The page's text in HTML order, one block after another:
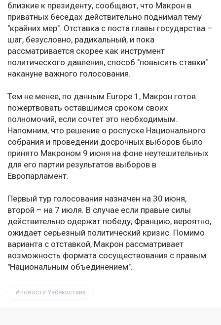
близкие к президенту, сообщают, что Макрон в
приватных беседах действительно поднимал тему
"крайних мер". Отставка с поста главы государства –
шаг, безусловно, радикальный, и пока
рассматривается скорее как инструмент
политического давления, способ "повысить ставки"
накануне важного голосования.
Тем не менее, по данным Europe 1, Макрон готов
пожертвовать оставшимся сроком своих
полномочий, если сочтет это необходимым.
Напомним, что решение о роспуске Национального
собрания и проведении досрочных выборов было
принято Макроном 9 июня на фоне неутешительных
для его партии результатов выборов в
Европарламент.
Первый тур голосования назначен на 30 июня,
второй – на 7 июля. В случае если правые силы
действительно одержат победу, Францию, вероятно,
ожидает серьезный политический кризис. Помимо
варианта с отставкой, Макрон рассматривает
возможность формата сосуществования с правым
"Национальным объединением".
Новости Узбекистана